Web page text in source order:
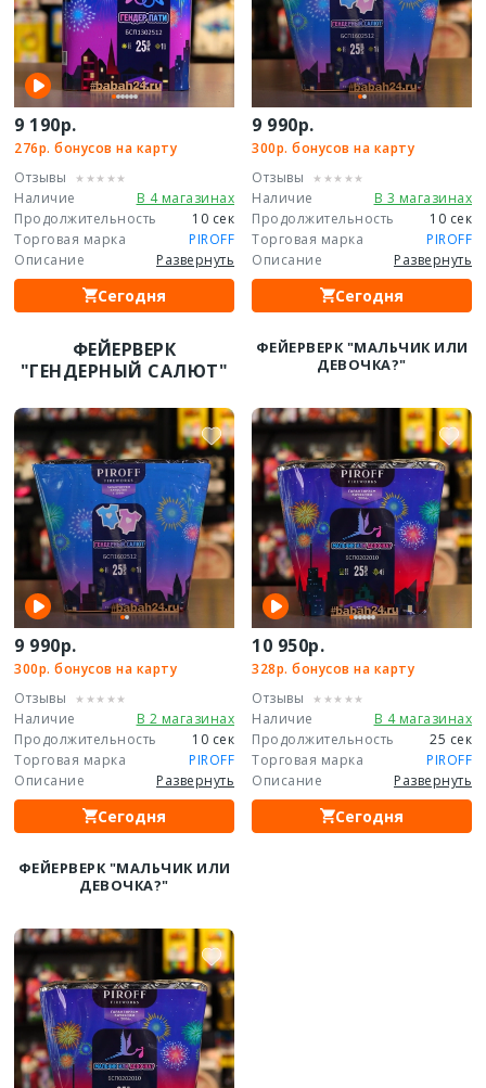
9 190р.
276р. бонусов на карту
Отзывы
Наличие
В 4 магазинах
Продолжительность
10 сек
Торговая марка
PIROFF
Описание
Развернуть
Сегодня
9 990р.
300р. бонусов на карту
Отзывы
Наличие
В 3 магазинах
Продолжительность
10 сек
Торговая марка
PIROFF
Описание
Развернуть
Сегодня
ФЕЙЕРВЕРК
"ГЕНДЕРНЫЙ САЛЮТ"
9 990р.
300р. бонусов на карту
Отзывы
Наличие
В 2 магазинах
Продолжительность
10 сек
Торговая марка
PIROFF
Описание
Развернуть
Сегодня
ФЕЙЕРВЕРК "МАЛЬЧИК ИЛИ
ДЕВОЧКА?"
10 950р.
328р. бонусов на карту
Отзывы
Наличие
В 4 магазинах
Продолжительность
25 сек
Торговая марка
PIROFF
Описание
Развернуть
Сегодня
ФЕЙЕРВЕРК "МАЛЬЧИК ИЛИ
ДЕВОЧКА?"